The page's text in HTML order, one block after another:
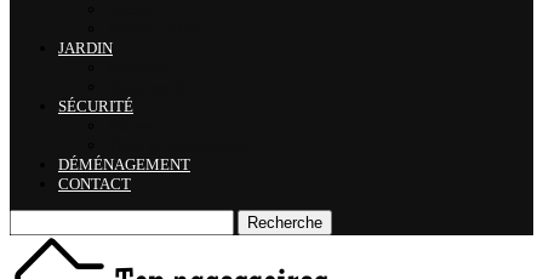
JARDIN
SÉCURITÉ
DÉMÉNAGEMENT
CONTACT
Recherche